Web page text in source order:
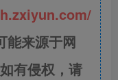
能来源于网
有侵权，请